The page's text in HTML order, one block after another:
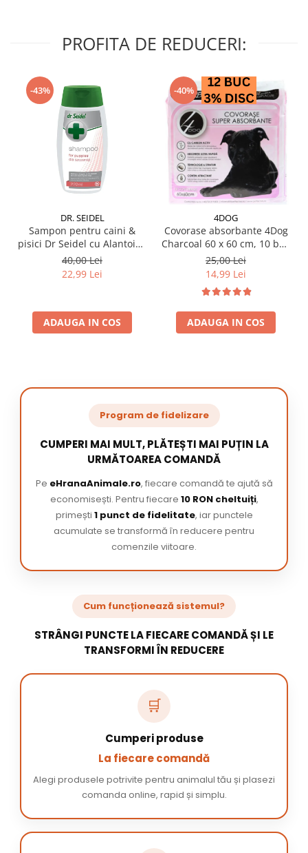
PROFITA DE REDUCERI:
-43%
DR. SEIDEL
Sampon pentru caini &
pisici Dr Seidel cu Alantoina
220 ml
40,00 Lei
22,99 Lei
ADAUGA IN COS
-40%
4DOG
Covorase absorbante 4Dog
Charcoal 60 x 60 cm, 10 buc
/ pachet
25,00 Lei
14,99 Lei
ADAUGA IN COS
Program de fidelizare
CUMPERI MAI MULT, PLĂTEȘTI MAI PUȚIN LA
URMĂTOAREA COMANDĂ
Pe eHranaAnimale.ro, fiecare comandă te ajută să
economisești. Pentru fiecare 10 RON cheltuiți,
primești 1 punct de fidelitate, iar punctele
acumulate se transformă în reducere pentru
comenzile viitoare.
Cum funcționează sistemul?
STRÂNGI PUNCTE LA FIECARE COMANDĂ ȘI LE
TRANSFORMI ÎN REDUCERE
🛒
Cumperi produse
La fiecare comandă
Alegi produsele potrivite pentru animalul tău și plasezi
comanda online, rapid și simplu.